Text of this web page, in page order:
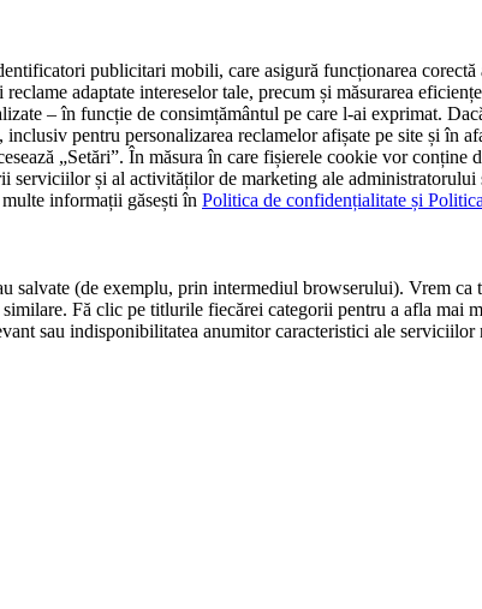
publicitari mobili, care asigură funcționarea
adaptate intereselor tale, precum și măsurarea
– în funcție de consimțământul pe care l-ai exprimat.
pentru personalizarea reclamelor afișate pe site și în
„Setări”. În măsura în care fișierele cookie vor conține
și al activităților de marketing ale
informații găsești în Politica de confidențialitate și
salvate (de exemplu, prin intermediul browserului). Vrem
Fă clic pe titlurile fiecărei categorii pentru a afla mai
sau indisponibilitatea anumitor caracteristici ale serviciilor